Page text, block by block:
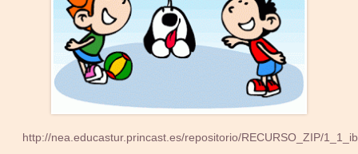
http://nea.educastur.princast.es/repositorio/RECURSO_ZIP/